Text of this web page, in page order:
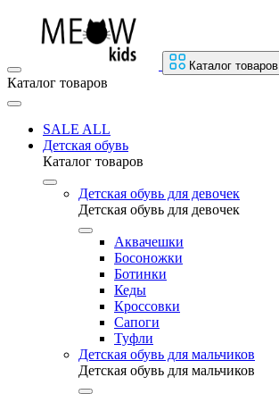
Каталог товаров
Каталог товаров
SALE ALL
Детская обувь
Каталог товаров
Детская обувь для девочек
Детская обувь для девочек
Аквачешки
Босоножки
Ботинки
Кеды
Кроссовки
Сапоги
Туфли
Детская обувь для мальчиков
Детская обувь для мальчиков